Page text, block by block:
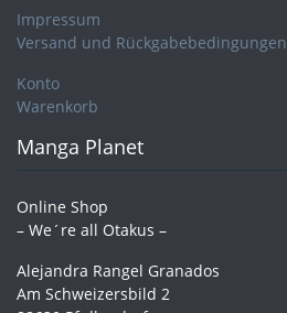
Impressum
Versand und Rückgabebedingungen
Konto
Warenkorb
Manga Planet
Online Shop
– We´re all Otakus –
Alejandra Rangel Granados
Am Schweizersbild 2